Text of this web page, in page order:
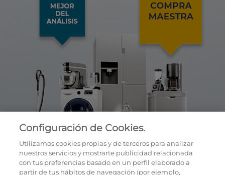
Configuración de Cookies.
Utilizamos cookies propias y de terceros para analizar
nuestros servicios y mostrarte publicidad relacionada
con tus preferencias basado en un perfil elaborado a
partir de tus hábitos de navegación (por ejemplo,